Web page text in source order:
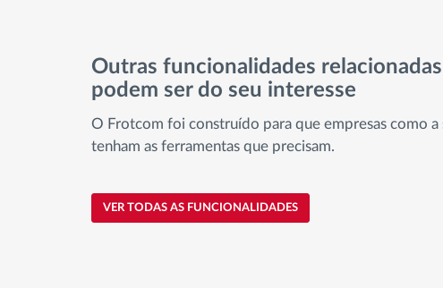
Outras funcionalidades
podem ser do seu interesse
O Frotcom foi construído para que empresas como a
tenham as ferramentas que precisam.
VER TODAS AS FUNCIONALIDADES